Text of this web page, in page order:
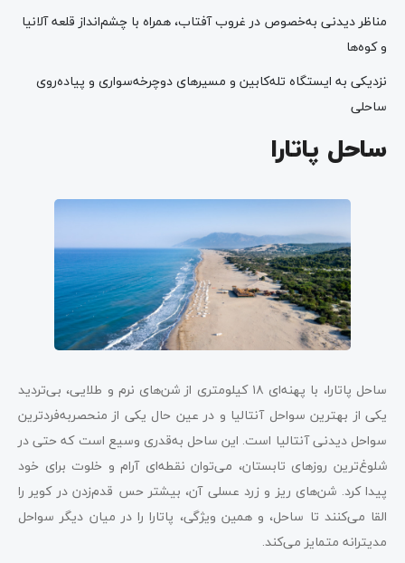
مناظر دیدنی به‌خصوص در غروب آفتاب، همراه با چشم‌انداز قلعه آلانیا
و کوه‌ها
نزدیکی به ایستگاه تله‌کابین و مسیرهای دوچرخه‌سواری و پیاده‌روی
ساحلی
ساحل پاتارا
ساحل پاتارا، با پهنه‌ای ۱۸ کیلومتری از شن‌های نرم و طلایی، بی‌تردید
یکی از بهترین سواحل آنتالیا و در عین حال یکی از منحصربه‌فردترین
سواحل دیدنی آنتالیا است. این ساحل به‌قدری وسیع است که حتی در
شلوغ‌ترین روزهای تابستان، می‌توان نقطه‌ای آرام و خلوت برای خود
پیدا کرد. شن‌های ریز و زرد عسلی آن، بیشتر حس قدم‌زدن در کویر را
القا می‌کنند تا ساحل، و همین ویژگی، پاتارا را در میان دیگر سواحل
مدیترانه متمایز می‌کند.